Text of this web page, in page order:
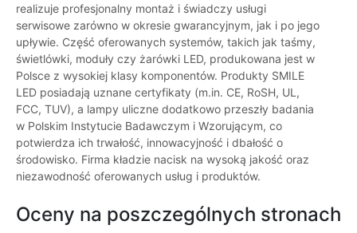
realizuje profesjonalny montaż i świadczy usługi
serwisowe zarówno w okresie gwarancyjnym, jak i po jego
upływie. Część oferowanych systemów, takich jak taśmy,
świetlówki, moduły czy żarówki LED, produkowana jest w
Polsce z wysokiej klasy komponentów. Produkty SMILE
LED posiadają uznane certyfikaty (m.in. CE, RoSH, UL,
FCC, TUV), a lampy uliczne dodatkowo przeszły badania
w Polskim Instytucie Badawczym i Wzorującym, co
potwierdza ich trwałość, innowacyjność i dbałość o
środowisko. Firma kładzie nacisk na wysoką jakość oraz
niezawodność oferowanych usług i produktów.
Oceny na poszczególnych stronach